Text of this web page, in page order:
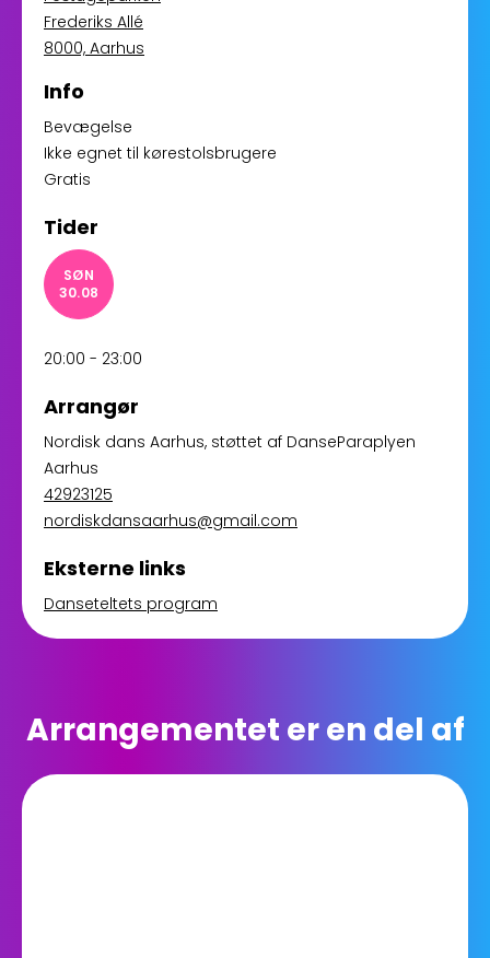
Frederiks Allé
8000, Aarhus
Info
Bevægelse
Ikke egnet til kørestolsbrugere
Gratis
Tider
SØN
30.08
20:00 - 23:00
Arrangør
Nordisk dans Aarhus, støttet af DanseParaplyen
Aarhus
42923125
nordiskdansaarhus@gmail.com
Eksterne links
Danseteltets program
Arrangementet er en del af